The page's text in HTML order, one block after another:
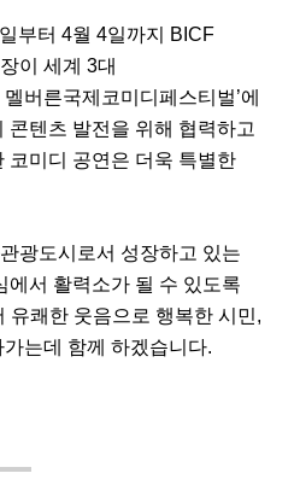
부터 4월 4일까지 BICF
이 세계 3대
버른국제코미디페스티벌’에
콘텐츠 발전을 위해 협력하고
코미디 공연은 더욱 특별한
광도시로서 성장하고 있는
에서 활력소가 될 수 있도록
유쾌한 웃음으로 행복한 시민,
는데 함께 하겠습니다.